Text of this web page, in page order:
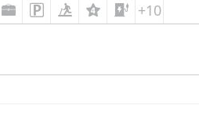
+10